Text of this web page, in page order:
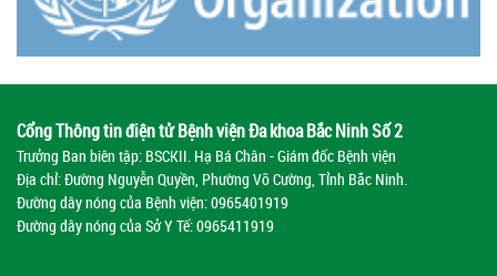
Cổng Thông tin điện tử Bệnh viện Đa khoa Bắc Ninh Số 2
Trưởng Ban biên tập: BSCKII. Hạ Bá Chân - Giám đốc Bệnh viện
Địa chỉ: Đường Nguyễn Quyền, Phường Võ Cường, Tỉnh Bắc Ninh.
Đường dây nóng của Bệnh viện:0965401919
Đường dây nóng của Sở Y Tế:0965411919